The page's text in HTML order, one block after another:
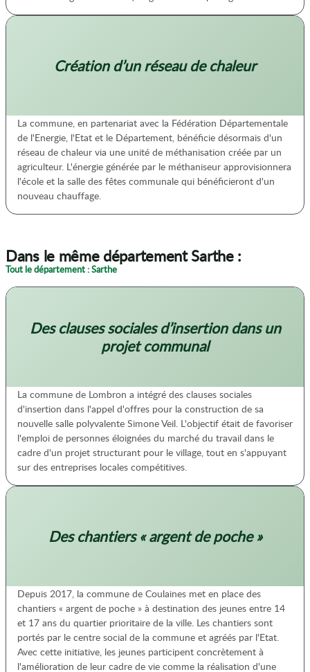
Création d’un réseau de chaleur
La commune, en partenariat avec la Fédération Départementale
de l'Energie, l'Etat et le Département, bénéficie désormais d'un
réseau de chaleur via une unité de méthanisation créée par un
agriculteur. L'énergie générée par le méthaniseur approvisionnera
l'école et la salle des fêtes communale qui bénéficieront d'un
nouveau chauffage.
Dans le même département Sarthe :
Tout le département : Sarthe
Des clauses sociales d’insertion dans un
projet communal
La commune de Lombron a intégré des clauses sociales
d'insertion dans l'appel d'offres pour la construction de sa
nouvelle salle polyvalente Simone Veil. L'objectif était de favoriser
l'emploi de personnes éloignées du marché du travail dans le
cadre d'un projet structurant pour le village, tout en s'appuyant
sur des entreprises locales compétitives.
Des chantiers « argent de poche »
Depuis 2017, la commune de Coulaines met en place des
chantiers « argent de poche » à destination des jeunes entre 14
et 17 ans du quartier prioritaire de la ville. Les chantiers sont
portés par le centre social de la commune et agréés par l'Etat.
Avec cette initiative, les jeunes participent concrètement à
l'amélioration de leur cadre de vie comme la réalisation d'une